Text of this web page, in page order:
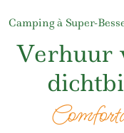
Camping à Super-
Verhuur